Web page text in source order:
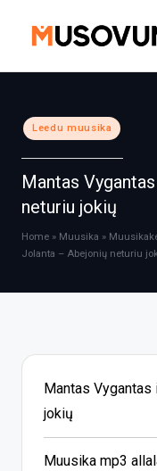
Posted
in
Leedu muusika
Mantas
neturiu jokių
Home » Muusika »
Jolanta – Abejonių neturiu
Mantas
jokių
Muusika mp3